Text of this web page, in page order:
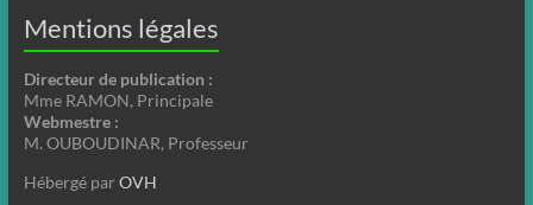
Mentions légales
Directeur de publication :
Mme RAMON, Principale
Webmestre :
M. OUBOUDINAR, Professeur
Hébergé par OVH